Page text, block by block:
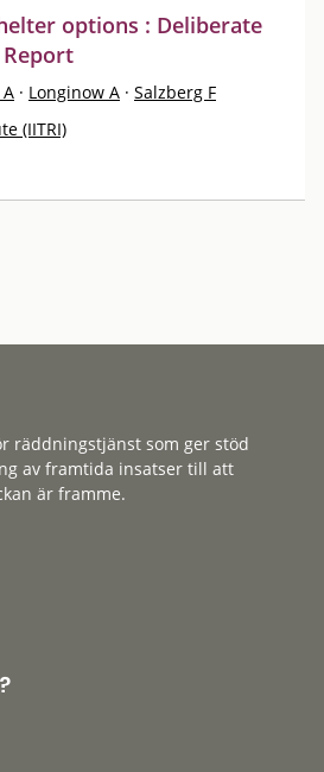
options : Deliberate
· Longinow A · Salzberg F
(IITRI)
räddningstjänst som ger stöd
av framtida insatser till att
är framme.